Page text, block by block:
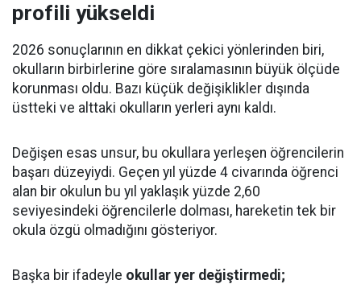
profili yükseldi
2026 sonuçlarının en dikkat çekici yönlerinden biri,
okulların birbirlerine göre sıralamasının büyük ölçüde
korunması oldu. Bazı küçük değişiklikler dışında
üstteki ve alttaki okulların yerleri aynı kaldı.
Değişen esas unsur, bu okullara yerleşen öğrencilerin
başarı düzeyiydi. Geçen yıl yüzde 4 civarında öğrenci
alan bir okulun bu yıl yaklaşık yüzde 2,60
seviyesindeki öğrencilerle dolması, hareketin tek bir
okula özgü olmadığını gösteriyor.
Başka bir ifadeyle okullar yer değiştirmedi;